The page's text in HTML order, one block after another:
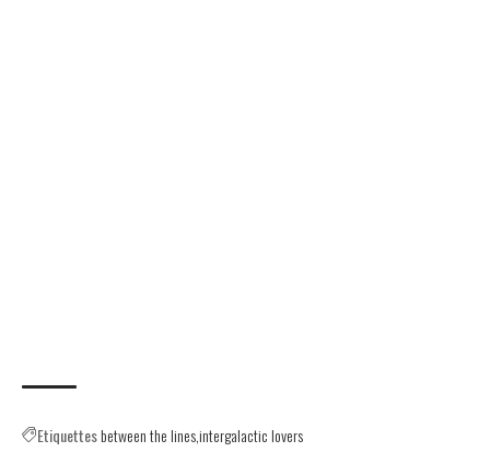
Etiquettesbetween the linesintergalactic lovers